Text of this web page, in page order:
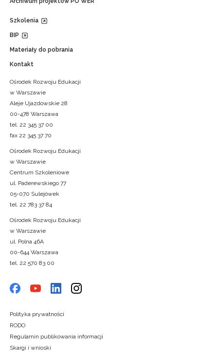
Szkolenia
BIP
Materiały do pobrania
Kontakt
Ośrodek Rozwoju Edukacji
w Warszawie
Aleje Ujazdowskie 28
00-478 Warszawa
tel. 22 345 37 00
fax 22 345 37 70
Ośrodek Rozwoju Edukacji
w Warszawie
Centrum Szkoleniowe
ul. Paderewskiego 77
05-070 Sulejówek
tel. 22 783 37 84
Ośrodek Rozwoju Edukacji
w Warszawie
ul. Polna 46A
00-644 Warszawa
tel. 22 570 83 00
Polityka prywatności
RODO
Regulamin publikowania informacji
Skargi i wnioski